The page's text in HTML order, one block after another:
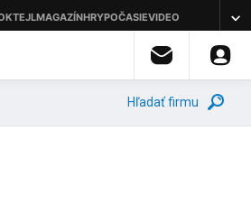
Hľadať firmu